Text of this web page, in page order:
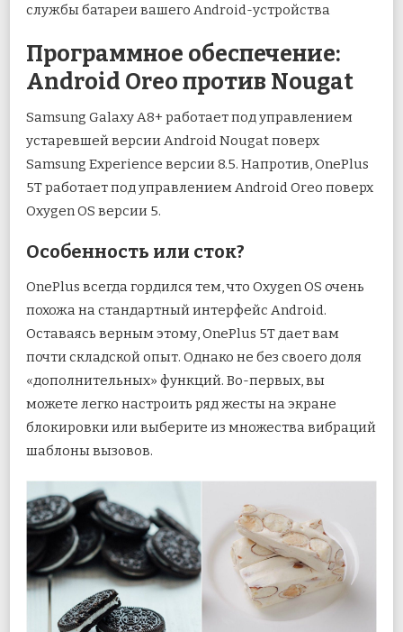
службы батареи вашего Android-устройства
Программное обеспечение:
Android Oreo против Nougat
Samsung Galaxy A8+ работает под управлением
устаревшей версии Android Nougat поверх
Samsung Experience версии 8.5. Напротив, OnePlus
5T работает под управлением Android Oreo поверх
Oxygen OS версии 5.
Особенность или сток?
OnePlus всегда гордился тем, что Oxygen OS очень
похожа на стандартный интерфейс Android.
Оставаясь верным этому, OnePlus 5T дает вам
почти складской опыт. Однако не без своего доля
«дополнительных» функций. Во-первых, вы
можете легко настроить ряд жесты на экране
блокировки или выберите из множества вибраций
шаблоны вызовов.